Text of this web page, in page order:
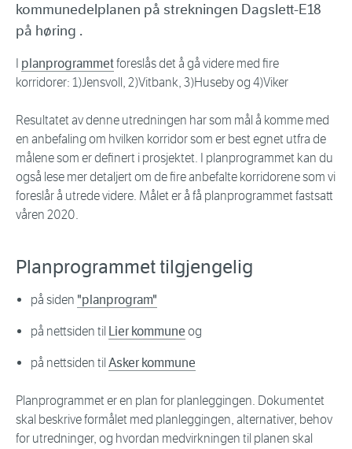
kommunedelplanen på strekningen Dagslett-E18
på høring .
planprogrammetforeslås det å gå videre med fire
korridorer: 1)Jensvoll, 2)Vitbank, 3)Huseby og 4)Viker
Resultatet av denne utredningen har som mål å komme med
en anbefaling om hvilken korridor som er best egnet utfra de
målene som er definert i prosjektet. I planprogrammet kan du
også lese mer detaljert om de fire anbefalte korridorene som vi
foreslår å utrede videre. Målet er å få planprogrammet fastsatt
våren 2020.
Planprogrammet tilgjengelig
på siden "planprogram"
på nettsiden til Lier kommune og
på nettsiden til Asker kommune
Planprogrammet er en plan for planleggingen. Dokumentet
skal beskrive formålet med planleggingen, alternativer, behov
for utredninger, og hvordan medvirkningen til planen skal